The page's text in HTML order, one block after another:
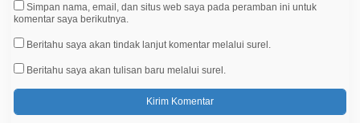
Simpan nama, email, dan situs web saya pada peramban ini untuk
komentar saya berikutnya.
Beritahu saya akan tindak lanjut komentar melalui surel.
Beritahu saya akan tulisan baru melalui surel.